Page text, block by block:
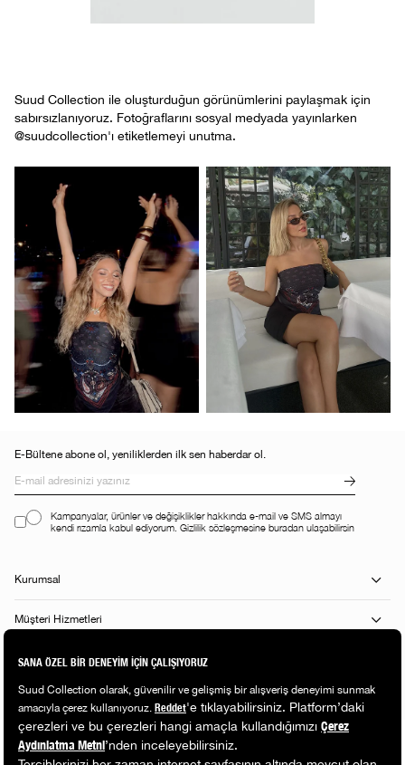
Suud Collection ile oluşturduğun görünümlerini paylaşmak için
sabırsızlanıyoruz. Fotoğraflarını sosyal medyada yayınlarken
@suudcollection'ı etiketlemeyi unutma.
E-Bültene abone ol, yeniliklerden ilk sen haberdar ol.
Kampanyalar, ürünler ve değişiklikler hakkında e-mail ve SMS almayı
kendi rızamla kabul ediyorum. Gizlilik sözleşmesine buradan ulaşabilirsin
Kurumsal
Müşteri Hizmetleri
Alışveriş Rehberi